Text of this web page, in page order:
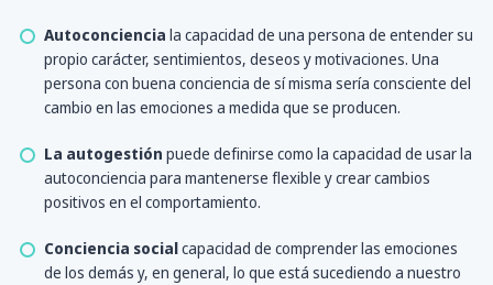
Autoconciencia la capacidad de una persona de entender su
propio carácter, sentimientos, deseos y motivaciones. Una
persona con buena conciencia de sí misma sería consciente del
cambio en las emociones a medida que se producen.
La autogestión puede definirse como la capacidad de usar la
autoconciencia para mantenerse flexible y crear cambios
positivos en el comportamiento.
Conciencia socialcapacidad de comprender las emociones
de los demás y, en general, lo que está sucediendo a nuestro